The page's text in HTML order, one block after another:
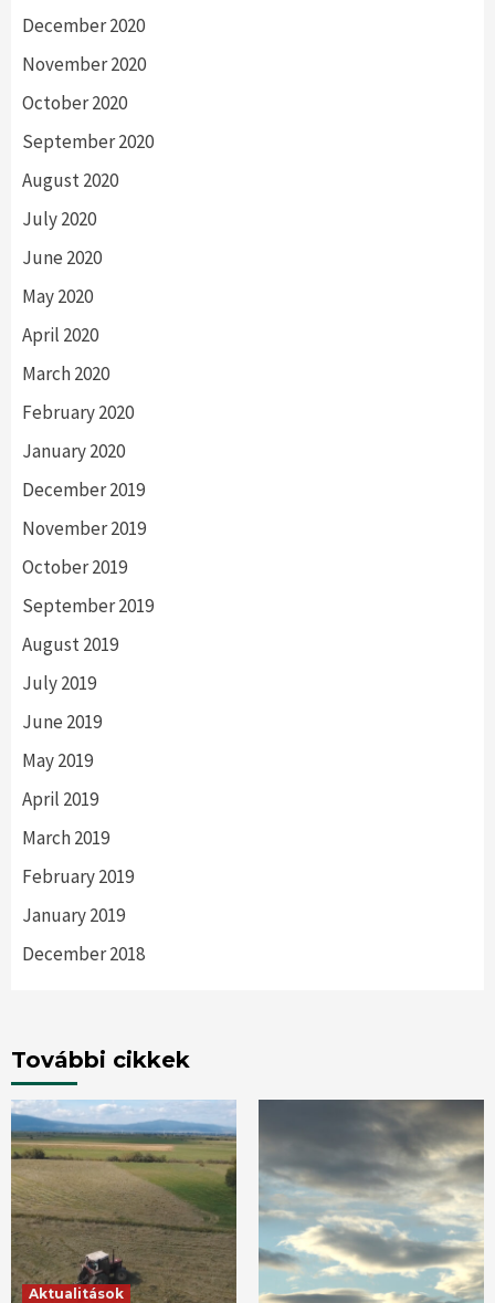
December 2020
November 2020
October 2020
September 2020
August 2020
July 2020
June 2020
May 2020
April 2020
March 2020
February 2020
January 2020
December 2019
November 2019
October 2019
September 2019
August 2019
July 2019
June 2019
May 2019
April 2019
March 2019
February 2019
January 2019
December 2018
További cikkek
Aktualitások